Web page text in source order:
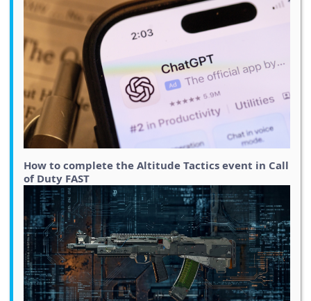
How to complete the Altitude Tactics event in Call
of Duty FAST